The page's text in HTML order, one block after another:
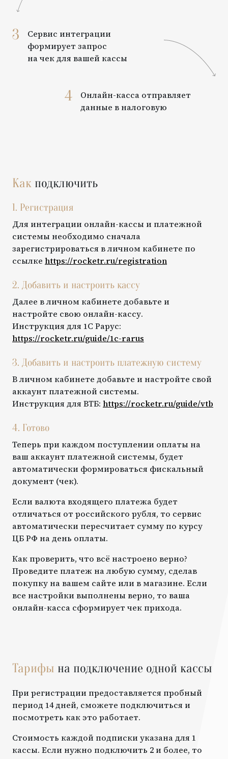
3
Сервис интеграции
формирует запрос
на чек для вашей кассы
4
Онлайн-касса отправляет
данные в налоговую
Как подключить
1. Регистрация
Для интеграции онлайн-кассы и платежной
системы необходимо сначала
зарегистрироваться в личном кабинете по
ссылке https://rocketr.ru/registration
2. Добавить и настроить кассу
Далее в личном кабинете добавьте и
настройте свою онлайн-кассу.
Инструкция для 1С Рарус:
https://rocketr.ru/guide/1c-rarus
3. Добавить и настроить платежную систему
В личном кабинете добавьте и настройте свой
аккаунт платежной системы.
Инструкция дляВТБ: https://rocketr.ru/guide/vtb
4. Готово
Теперь при каждом поступлении оплаты на
ваш аккаунт платежной системы, будет
автоматически формироваться фискальный
документ (чек).
Если валюта входящего платежа будет
отличаться от российского рубля, то сервис
автоматически пересчитает сумму по курсу
ЦБ РФ на день оплаты.
Как проверить, что всё настроено верно?
Проведите платеж на любую сумму, сделав
покупку на вашем сайте или в магазине. Если
все настройки выполнены верно, то ваша
онлайн-касса сформирует чек прихода.
Тарифы на подключение одной кассы
При регистрации предоставляется пробный
период 14 дней, сможете подключиться и
посмотреть как это работает.
Стоимость каждой подписки указана для 1
кассы. Если нужно подключить 2 и более, то